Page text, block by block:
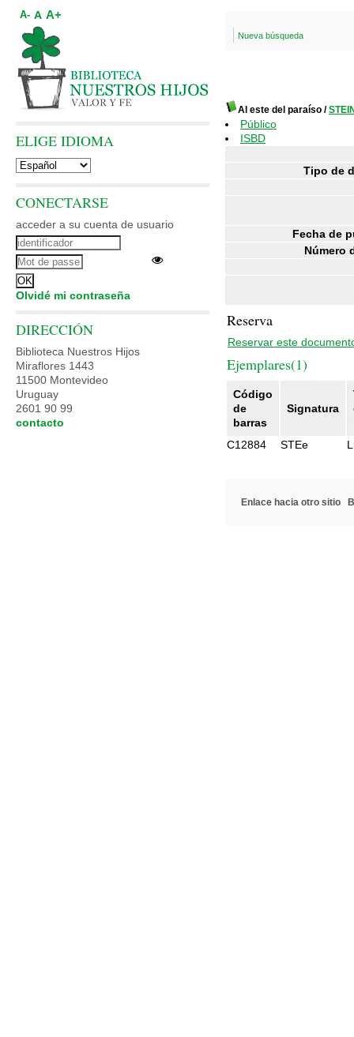
Nueva búsqueda
Al este del paraíso /
Público
ISBD
Tipo de
Fecha de
Número
Reserva
Reservar este
Ejemplares(1)
Código
de
barras
Signatura
C12884
STEe
Enlace hacia otro sitio
A- A A+
ELIGE IDIOMA
CONECTARSE
acceder a su cuenta de usuario
Olvidé mi contraseña
DIRECCIÓN
Biblioteca Nuestros Hijos
Miraflores 1443
11500 Montevideo
Uruguay
2601 90 99
contacto